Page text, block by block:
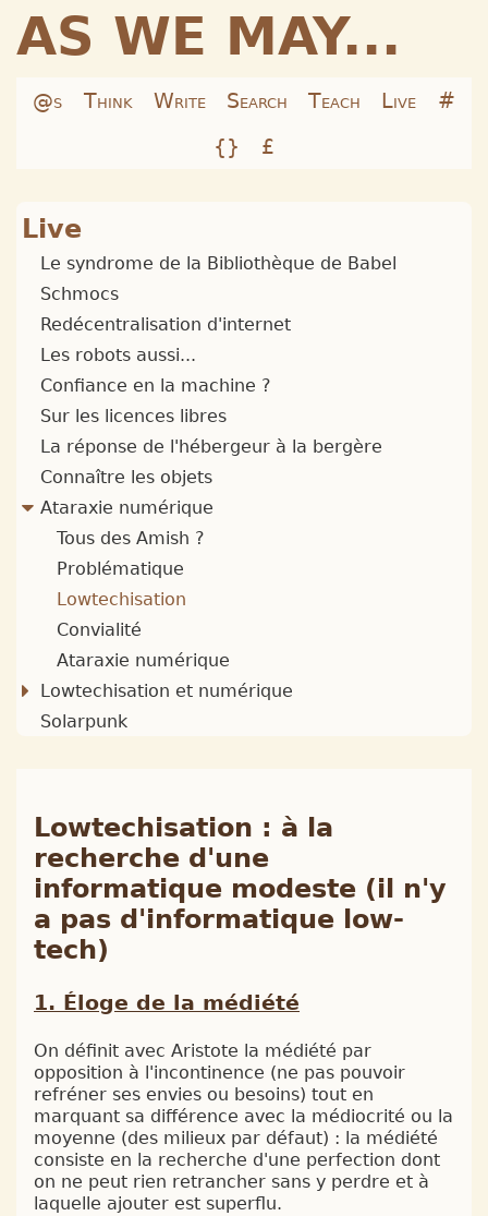
AS WE MAY...
@s Think Write Search Teach Live
#
{}
£
Lowtechisation : à la
recherche d'une
informatique modeste (il n'y
a pas d'informatique low-
tech)
Éloge de la médiété
On définit avec Aristote la médiété par
opposition à l'incontinence (ne pas pouvoir
refréner ses envies ou besoins) tout en
marquant sa différence avec la médiocrité ou la
moyenne (des milieux par défaut) : la médiété
consiste en la recherche d'une perfection dont
on ne peut rien retrancher sans y perdre et à
laquelle ajouter est superflu.
Live
Le syndrome de la Bibliothèque de Babel
Schmocs
Redécentralisation d'internet
Les robots aussi...
Confiance en la machine ?
Sur les licences libres
La réponse de l'hébergeur à la bergère
Connaître les objets
Ataraxie numérique
Tous des Amish ?
Problématique
Lowtechisation
Convialité
Ataraxie numérique
Lowtechisation et numérique
Solarpunk